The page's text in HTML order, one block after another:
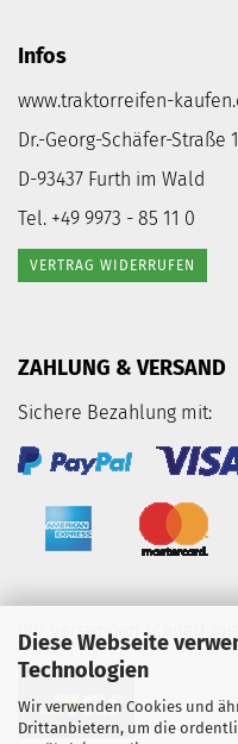
Diese Webseite
Technologien
Wir verwenden Cookies und
Drittanbietern, um die
Infos
www.traktorreifen-
Dr.-Georg-Schäfer-Straße
D-93437 Furth im Wald
Tel. +49 9973 - 85 11 0
VERTRAG WIDERRUFEN
ZAHLUNG & VERSAND
Sichere Bezahlung mit:
Wir versenden schnell mit: